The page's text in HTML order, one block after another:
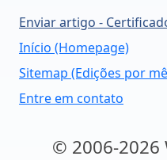
Enviar artigo -
Início (Homepage)
Sitemap (Edições por
Entre em contato
© 2006-2026